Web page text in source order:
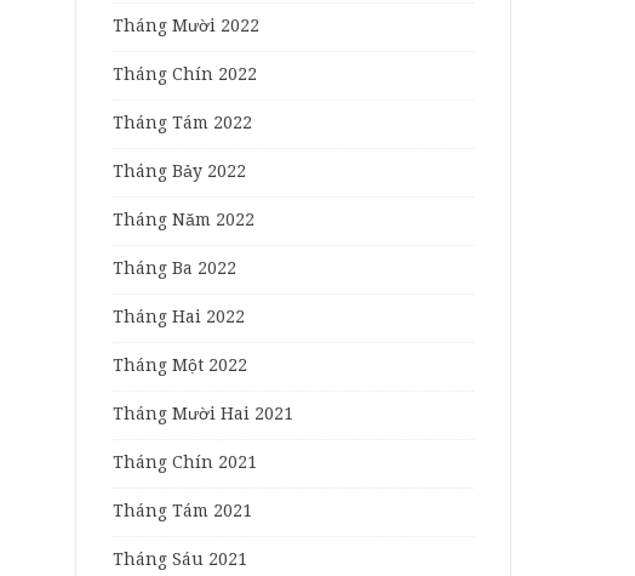
Tháng Mười 2022
Tháng Chín 2022
Tháng Tám 2022
Tháng Bảy 2022
Tháng Năm 2022
Tháng Ba 2022
Tháng Hai 2022
Tháng Một 2022
Tháng Mười Hai 2021
Tháng Chín 2021
Tháng Tám 2021
Tháng Sáu 2021